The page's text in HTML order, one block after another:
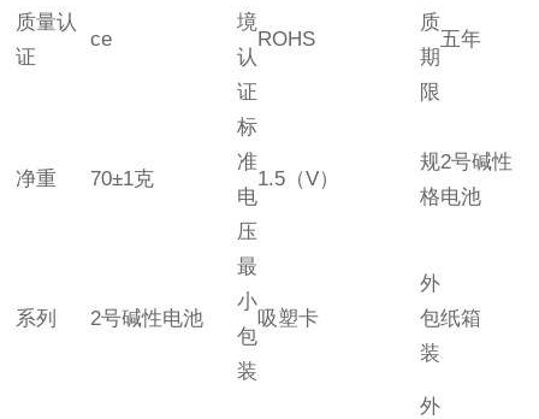
质量认
证
ce
境
认
证
ROHS
质
期
限
五年
净重 70±1克
标
准
电
压
1.5（V）
规
格
2号碱性
电池
系列 2号碱性电池
最
小
包
装
吸塑卡
外
包
装
纸箱
外